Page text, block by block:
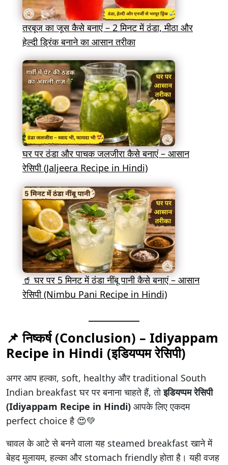
तरबूज का जूस कैसे बनाएं – 2 मिनट में ठंडा, मीठा और
हेल्दी ड्रिंक बनाने का आसान तरीका
घर पर ठंडा और पाचक जलजीरा कैसे बनाएं – आसान
रेसिपी (Jaljeera Recipe in Hindi)
🥤 घर पर 5 मिनट में ठंडा नींबू पानी कैसे बनाएं – आसान
रेसिपी (Nimbu Pani Recipe in Hindi)
📌 निष्कर्ष (Conclusion) – Idiyappam
Recipe in Hindi (इडियप्पम रेसिपी)
अगर आप हल्का, soft, healthy और traditional South
Indian breakfast घर पर बनाना चाहते हैं, तोइडियप्पम रेसिपी
(Idiyappam Recipe in Hindi) आपके लिए एकदम
perfect choice है 😍💚
चावल के आटे से बनने वाला यह steamed breakfast खाने में
बेहद मुलायम, हल्का और stomach friendly होता है। यही वजह